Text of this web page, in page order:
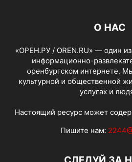
О НАС
«ОРЕН.РУ / OREN.RU» — один
информационно-
оренбургском интернете.
культурной и общественной
услугах и
Настоящий ресурс может
Пишите нам: